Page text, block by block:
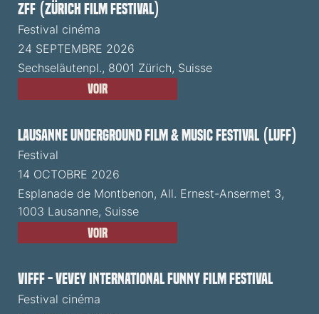
ZFF (Zürich Film Festival)
Festival cinéma
24 SEPTEMBRE 2026
Sechseläutenpl., 8001 Zürich, Suisse
Voir
Lausanne Underground Film & Music Festival (LUFF)
Festival
14 OCTOBRE 2026
Esplanade de Montbenon, All. Ernest-Ansermet 3,
1003 Lausanne, Suisse
Voir
VIFFF - Vevey International Funny Film Festival
Festival cinéma